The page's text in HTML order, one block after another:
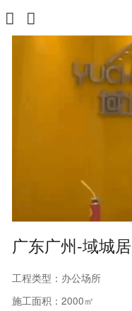
广东广州-域城居
工程类型：办公场所
施工面积：2000㎡